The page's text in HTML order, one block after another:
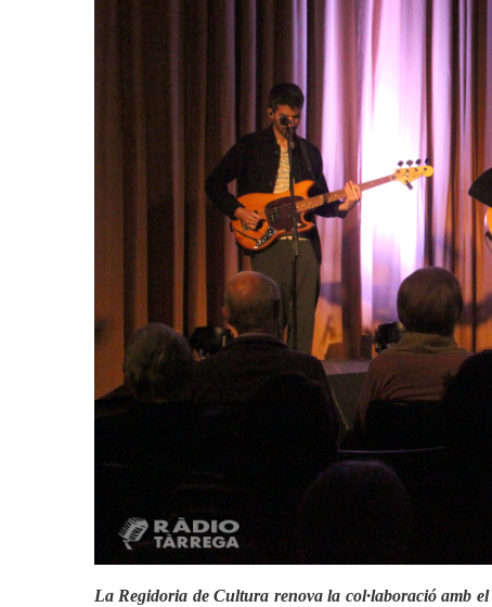
Concert del Barnasants
cantautora mallorquina
Cultura